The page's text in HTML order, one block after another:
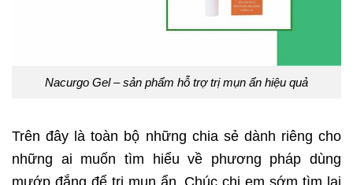
Nacurgo Gel – sản phẩm hỗ trợ trị mụn ẩn hiệu quả
Trên đây là toàn bộ những chia sẻ dành riêng cho
những ai muốn tìm hiểu về phương pháp dùng
mướp đắng để trị mụn ẩn. Chúc chị em sớm tìm lại